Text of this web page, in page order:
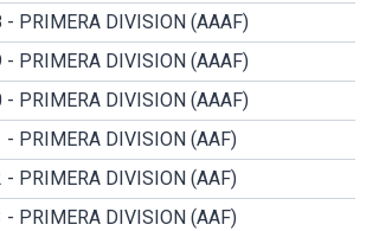
- PRIMERA DIVISION (AAAF)
- PRIMERA DIVISION (AAAF)
- PRIMERA DIVISION (AAAF)
- PRIMERA DIVISION (AAF)
- PRIMERA DIVISION (AAF)
- PRIMERA DIVISION (AAF)